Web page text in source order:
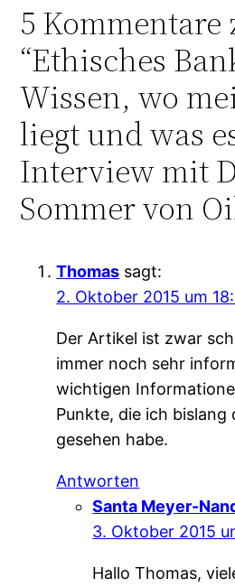
5 Kommentare
“Ethisches
Wissen, wo
liegt und was
Interview mit
Sommer von
Thomas sagt:
2. Oktober 2015 um
Der Artikel ist zwar
immer noch sehr
wichtigen
Punkte, die ich
gesehen habe.
Antworten
Santa Meyer-
3. Oktober 2015
Hallo Thomas,